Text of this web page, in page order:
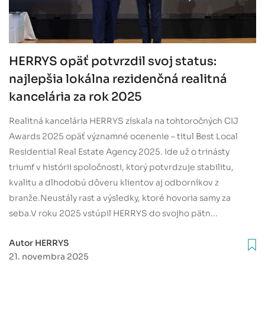
HERRYS opäť potvrzdil svoj status:
najlepšia lokálna rezidenčná realitná
kancelária za rok 2025
Realitná kancelária HERRYS získala na tohtoročných CIJ
Awards 2025 opäť významné ocenenie – titul Best Local
Residential Real Estate Agency 2025. Ide už o trinásty
triumf v histórii spoločnosti, ktorý potvrdzuje stabilitu,
kvalitu a dlhodobú dôveru klientov aj odborníkov z
branže.Neustály rast a výsledky, ktoré hovoria samy za
seba.V roku 2025 vstúpil HERRYS do svojho pätn...
Autor HERRYS
21. novembra 2025